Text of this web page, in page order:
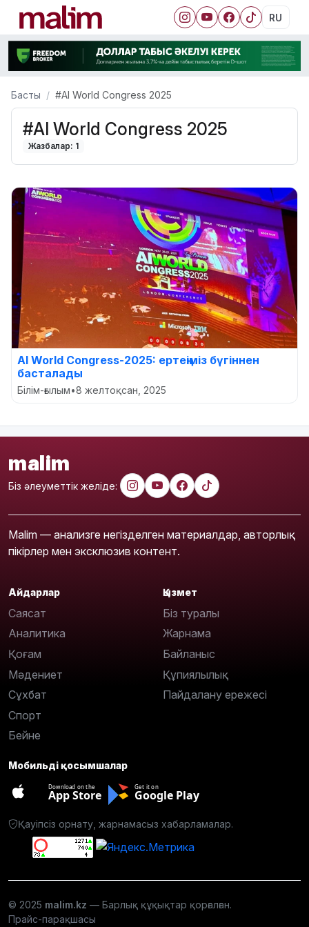
RU
Басты #AI World Congress 2025
#AI World Congress 2025
Жазбалар: 1
AI World Congress-2025: ертеңіміз бүгіннен
басталады
Білім-ғылым•8 желтоқсан, 2025
malim
Біз әлеуметтік желіде:
Malim — анализге негізделген материалдар, авторлық
пікірлер мен эксклюзив контент.
Айдарлар
Саясат
Аналитика
Қоғам
Мәдениет
Сұхбат
Спорт
Бейне
Қызмет
Біз туралы
Жарнама
Байланыс
Құпиялылық
Пайдалану ережесі
Мобильді қосымшалар
Download on the
App Store
Get it on
Google Play
Қауіпсіз орнату, жарнамасыз хабарламалар.
© 2025 malim.kz — Барлық құқықтар қорғалған.
Прайс-парақшасы